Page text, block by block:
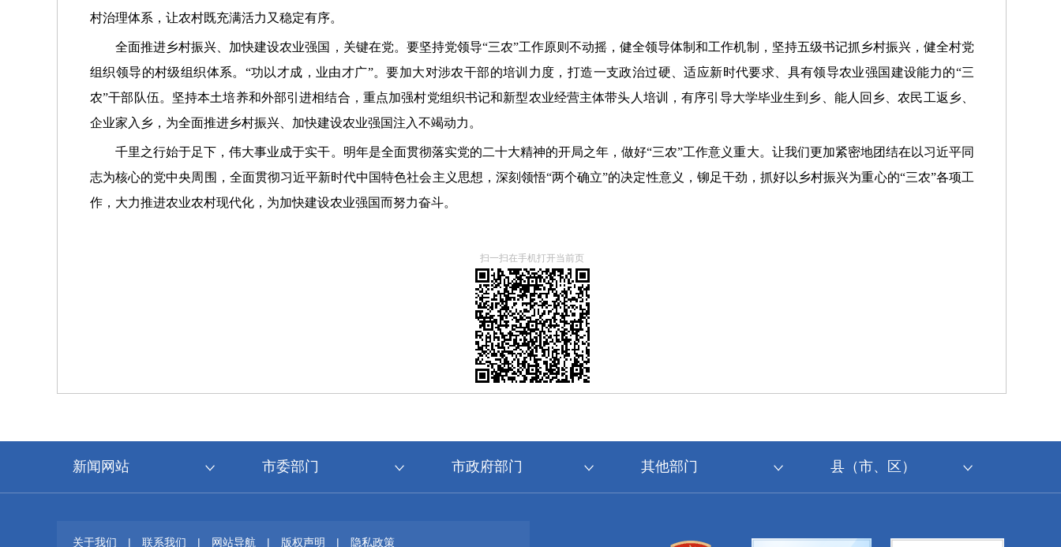
村治理体系，让农村既充满活力又稳定有序。
全面推进乡村振兴、加快建设农业强国，关键在党。要坚持党领导“三农”工作原则不动摇，健全领导体制和工作机制，坚持五级书记抓乡村振兴，健全村党
组织领导的村级组织体系。“功以才成，业由才广”。要加大对涉农干部的培训力度，打造一支政治过硬、适应新时代要求、具有领导农业强国建设能力的“三
农”干部队伍。坚持本土培养和外部引进相结合，重点加强村党组织书记和新型农业经营主体带头人培训，有序引导大学毕业生到乡、能人回乡、农民工返乡、
企业家入乡，为全面推进乡村振兴、加快建设农业强国注入不竭动力。
千里之行始于足下，伟大事业成于实干。明年是全面贯彻落实党的二十大精神的开局之年，做好“三农”工作意义重大。让我们更加紧密地团结在以习近平同
志为核心的党中央周围，全面贯彻习近平新时代中国特色社会主义思想，深刻领悟“两个确立”的决定性意义，铆足干劲，抓好以乡村振兴为重心的“三农”各项工
作，大力推进农业农村现代化，为加快建设农业强国而努力奋斗。
扫一扫在手机打开当前页
新闻网站 市委部门 市政府部门 其他部门 县（市、区）
关于我们 | 联系我们 | 网站导航 | 版权声明 | 隐私政策